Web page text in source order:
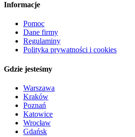
Informacje
Pomoc
Dane firmy
Regulaminy
Polityka prywatności i cookies
Gdzie jesteśmy
Warszawa
Kraków
Poznań
Katowice
Wrocław
Gdańsk